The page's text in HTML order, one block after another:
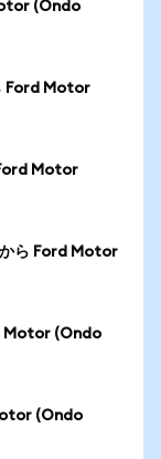
(Ondo
Ford Motor
Motor
ら Ford Motor
Motor (Ondo
(Ondo